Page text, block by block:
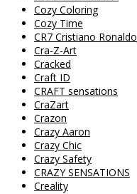
Cozy Coloring
Cozy Time
CR7 Cristiano Ronaldo
Cra-Z-Art
Cracked
Craft ID
CRAFT sensations
CraZart
Crazon
Crazy Aaron
Crazy Chic
Crazy Safety
CRAZY SENSATIONS
Creality